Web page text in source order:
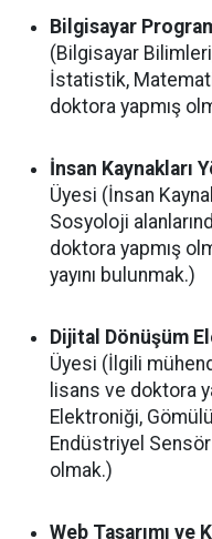
Bilgisayar
(Bilgisayar
İstatistik,
doktora yapmış
İnsan Kaynakları
Üyesi (İnsan
Sosyoloji
doktora yapmış
yayını bulunmak.)
Dijital Dönüşüm
Üyesi (İlgili
lisans ve doktora
Elektroniği,
Endüstriyel Sensör
olmak.)
Web Tasarımı ve